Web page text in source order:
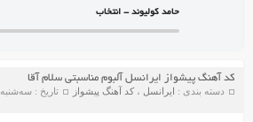
حامد کولیوند - انتخاب
کد آهنگ پیشواز ایرانسل آلبوم مناسبتی سلام آقا
دسته بندی : ایرانسل ،کد آهنگ پیشواز تاریخ : سه‌شنبه 11 سپتامبر 2018